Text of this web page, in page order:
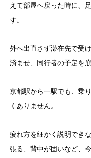
えて部屋へ戻った時に、
す。
外へ出直さず滞在先で受
済ませ、同行者の予定を
京都駅から一駅でも、乗
くありません。
疲れ方を細かく説明でき
張る、背中が固いなど、